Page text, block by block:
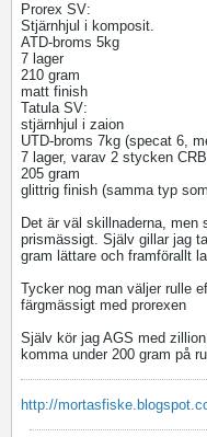
Prorex SV:
Stjärnhjul i komposit.
ATD-broms 5kg
7 lager
210 gram
matt finish
Tatula SV:
stjärnhjul i zaion
UTD-broms 7kg (specat 6,
7 lager, varav 2 stycken
205 gram
glittrig finish (samma typ
Det är väl skillnaderna, men
prismässigt. Själv gillar jag
gram lättare och framförallt
Tycker nog man väljer rulle
färgmässigt med prorexen
Själv kör jag AGS med
komma under 200 gram på
http://